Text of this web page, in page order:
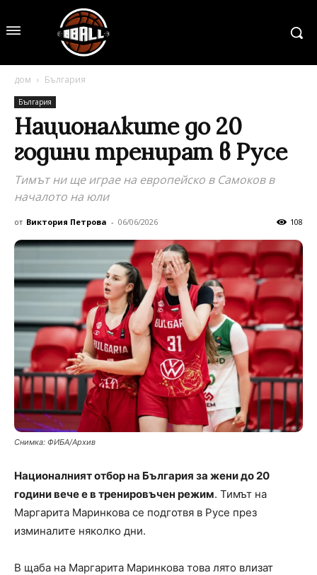
дом България
България
Националките до 20
години тренират в Русе
Тимът ни ще играе на европейско в Самоков в
началото на юли
от Виктория Петрова - 06/06/2026 108
Снимка: ФИБА/Архив
Националният отбор на България за жени до 20
години вече е в тренировъчен режим. Тимът на
Маргарита Маринкова се подготвя в Русе през
изминалите няколко дни.
В щаба на Маргарита Маринкова това лято влизат